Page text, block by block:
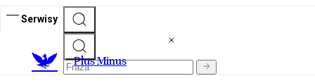
Serwisy
Plus Minus